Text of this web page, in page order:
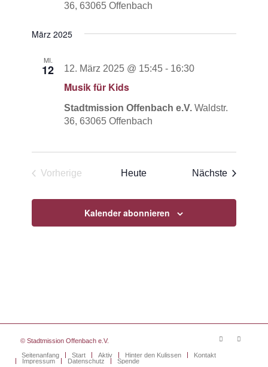
36, 63065 Offenbach
März 2025
MI.
12
Musik für Kids
12. März 2025 @ 15:45 - 16:30
Stadtmission Offenbach e.V.Waldstr.
36, 63065 Offenbach
Vorherige
Heute Nächste
Kalender abonnieren
© Stadtmission Offenbach e.V.
Seitenanfang
Start Aktiv Hinter den Kulissen
Kontakt
Impressum
Datenschutz Spende